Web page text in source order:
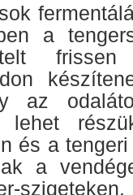
a
az
lehet
és a
a
szigeteken.